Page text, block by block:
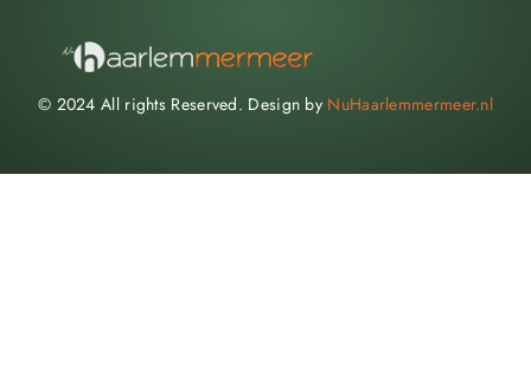
© 2024 All rights Reserved. Design by NuHaarlemmermeer.nl